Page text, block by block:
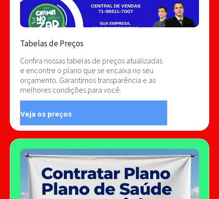
Tabelas de Preços
Confira nossas tabelas de preços atualizadas
e encontre o plano que se encaixa no seu
orçamento. Garantimos transparência e as
melhores condições para você.
Veja os preços